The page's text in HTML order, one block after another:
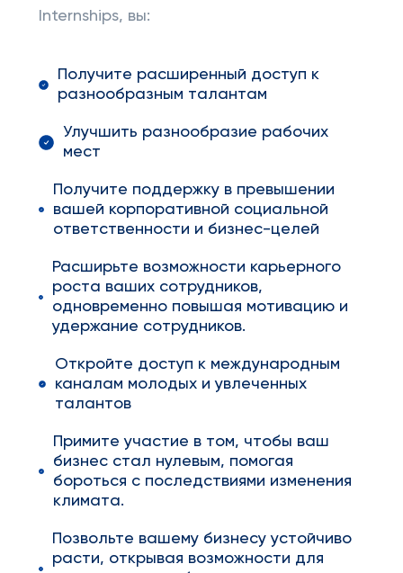
Internships, вы:
Получите расширенный доступ к
разнообразным талантам
Улучшить разнообразие рабочих
мест
Получите поддержку в превышении
вашей корпоративной социальной
ответственности и бизнес-целей
Расширьте возможности карьерного
роста ваших сотрудников,
одновременно повышая мотивацию и
удержание сотрудников.
Откройте доступ к международным
каналам молодых и увлеченных
талантов
Примите участие в том, чтобы ваш
бизнес стал нулевым, помогая
бороться с последствиями изменения
климата.
Позвольте вашему бизнесу устойчиво
расти, открывая возможности для